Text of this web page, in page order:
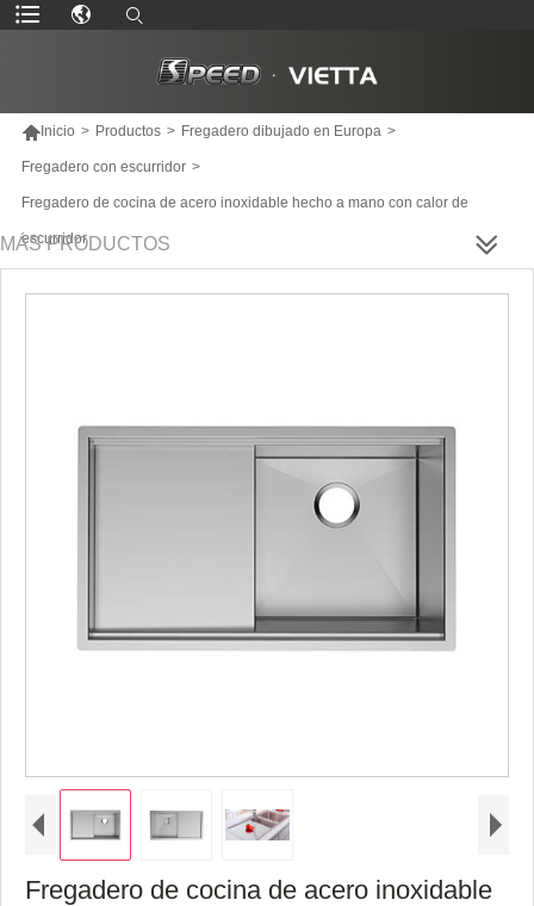
Inicio > Productos > Fregadero dibujado en Europa >
Fregadero con escurridor >
Fregadero de cocina de acero inoxidable hecho a mano con calor de
escurridor
MÁS PRODUCTOS
Fregadero de cocina de acero inoxidable